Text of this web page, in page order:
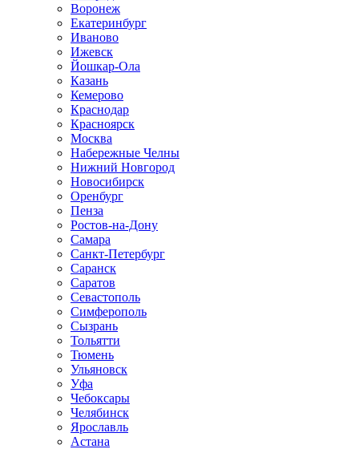
Воронеж
Екатеринбург
Иваново
Ижевск
Йошкар-Ола
Казань
Кемерово
Краснодар
Красноярск
Москва
Набережные Челны
Нижний Новгород
Новосибирск
Оренбург
Пенза
Ростов-на-Дону
Самара
Санкт-Петербург
Саранск
Саратов
Севастополь
Симферополь
Сызрань
Тольятти
Тюмень
Ульяновск
Уфа
Чебоксары
Челябинск
Ярославль
Астана